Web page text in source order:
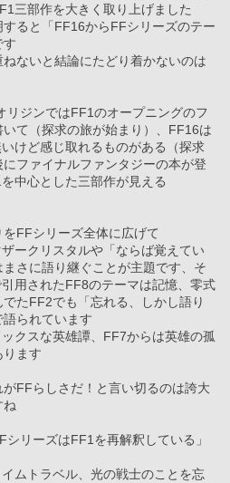
三部作を大きく取り上げました
ると「FF16からFFシリーズのテー
す
ないと結論にたどり着かないのは
リジンではFF1のオープニングのフ
て（探求の旅が始まり）、FF16は
けど感じ取れるものがある（探求
ファイナルファンタジーの本が登
中心とした三部作が見える
FFシリーズ全体に広げて
ークリスタルや「ならば覚えてい
さに語り継ぐことが主題です、そ
用されたFF8のテーマは記憶、零式
たFF2でも「忘れる、しかし語り
られています
クスな英雄譚、FF7からは英雄の孤
ます
FFらしさだ！と言い切るのは誇大
ね
リーズはFF1を再解釈している」
ムトラベル、光の戦士のことを忘